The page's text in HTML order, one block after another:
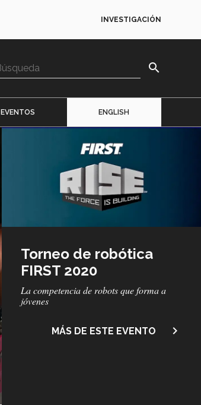
INVESTIGACIÓN
search
EVENTOS ENGLISH
Torneo de robótica
FIRST 2020
Subtítulo
La competencia de robots que forma a
jóvenes
MÁS DE ESTE EVENTO navigate_next